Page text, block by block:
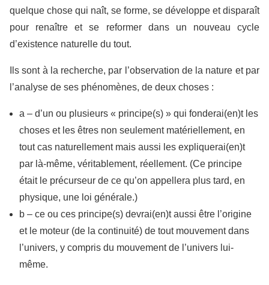
quelque chose qui naît, se forme, se développe et disparaît
pour renaître et se reformer dans un nouveau cycle
d’existence naturelle du tout.
Ils sont à la recherche, par l’observation de la nature et par
l’analyse de ses phénomènes, de deux choses :
a – d’un ou plusieurs « principe(s) » qui fonderai(en)t les
choses et les êtres non seulement matériellement, en
tout cas naturellement mais aussi les expliquerai(en)t
par là-même, véritablement, réellement. (Ce principe
était le précurseur de ce qu’on appellera plus tard, en
physique, une loi générale.)
b – ce ou ces principe(s) devrai(en)t aussi être l’origine
et le moteur (de la continuité) de tout mouvement dans
l’univers, y compris du mouvement de l’univers lui-
même.